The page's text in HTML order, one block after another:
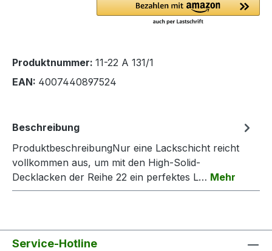
Produktnummer: 11-22 A 131/1
EAN: 4007440897524
Beschreibung
ProduktbeschreibungNur eine Lackschicht reicht
vollkommen aus, um mit den High-Solid-
Decklacken der Reihe 22 ein perfektes L… Mehr
Service-Hotline